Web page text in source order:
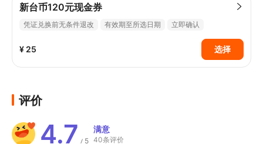
新台币120元现金券
凭证兑换前无条件退改 有效期至所选日期 立即确认
¥ 25 选择
评价
4.7 / 5
满意
40条评价